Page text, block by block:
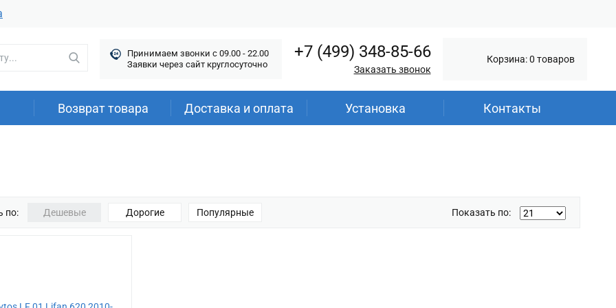
Принимаем звонки c 09.00 - 22.00
Заявки через сайт круглосуточно
+7 (499) 348-85-66
Заказать звонок
Корзина: 0 товаров
Возврат товара Доставка и оплата Установка Контакты
по: Дешевые Дорогие Популярные Показать по: